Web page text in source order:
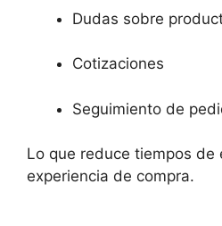
Dudas sobre
Cotizaciones
Seguimiento de
Lo que reduce tiempos de
experiencia de compra.